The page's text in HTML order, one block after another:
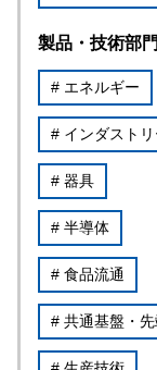
製品・技術部門
# エネルギー
# インダストリ
# 器具
# 半導体
# 食品流通
# 共通基盤・